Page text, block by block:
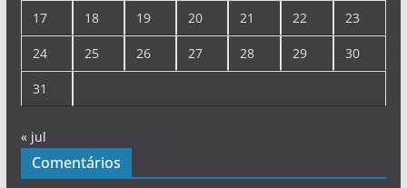
17 18 19 20 21 22 23
24 25 26 27 28 29 30
31
« jul
Comentários